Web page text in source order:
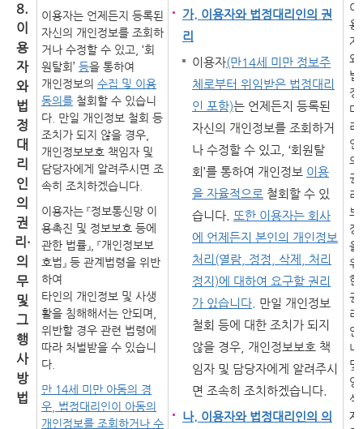
8.
이
용
자
와
법
정
대
리
인
의
권
리·
의
무
및
그
행
사
방
법
이용자는 언제든지 등록된
자신의 개인정보를 조회하
거나 수정할 수 있고, ‘회
원탈회’ 등을 통하여
개인정보의 수집 및 이용
동의를 철회할 수 있습니
다. 만일 개인정보 철회 등
조치가 되지 않을 경우,
개인정보보호 책임자 및
담당자에게 알려주시면 조
속히 조치하겠습니다.
이용자는 『정보통신망 이
용촉진 및 정보보호 등에
관한 법률』, 『개인정보보
호법』 등 관계법령을 위반
하여
타인의 개인정보 및 사생
활을 침해해서는 안되며,
위반할 경우 관련 법령에
따라 처벌받을 수 있습니
다.
만 14세 미만 아동의 경
우, 법정대리인이 아동의
개인정보를 조회하거나 수
가. 이용자와 법정대리인의 권
리
이용자(만14세 미만 정보주
체로부터 위임받은 법정대리
인 포함)는 언제든지 등록된
자신의 개인정보를 조회하거
나 수정할 수 있고, ‘회원탈
회’를 통하여 개인정보 이용
을 자율적으로 철회할 수 있
습니다. 또한 이용자는 회사
에 언제든지 본인의 개인정보
처리(열람, 정정, 삭제, 처리
정지)에 대하여 요구할 권리
가 있습니다. 만일 개인정보
철회 등에 대한 조치가 되지
않을 경우, 개인정보보호 책
임자 및 담당자에게 알려주시
면 조속히 조치하겠습니다.
나. 이용자와 법정대리인의 의
이
용
자
와
법
정
대
리
인
의
권
리
보
장
을
위
한
권
리
안
내
및
양
식
제